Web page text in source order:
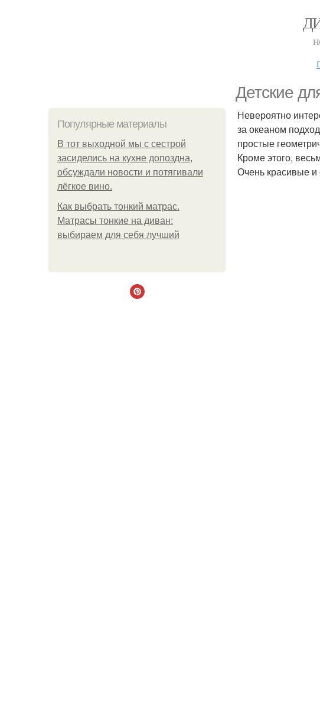
Детские
Популярные материалы
В тот выходной мы с сестрой
засиделись на кухне допоздна,
обсуждали новости и потягивали
лёгкое вино.
Как выбрать тонкий матрас.
Матрасы тонкие на диван:
выбираем для себя лучший
Невероятно
за океаном
простые
Кроме этого,
Очень красивые и